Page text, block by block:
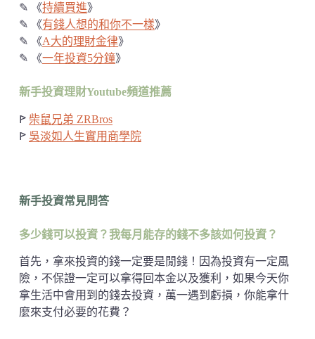
✎ 《持續買進》
✎ 《有錢人想的和你不一樣》
✎ 《A大的理財金律》
✎ 《一年投資5分鐘》
新手投資理財Youtube頻道推薦
ꚰ 柴鼠兄弟 ZRBros
ꚰ 吳淡如人生實用商學院
新手投資常見問答
多少錢可以投資？我每月能存的錢不多該如何投資？
首先，拿來投資的錢一定要是閒錢！因為投資有一定風
險，不保證一定可以拿得回本金以及獲利，如果今天你
拿生活中會用到的錢去投資，萬一遇到虧損，你能拿什
麼來支付必要的花費？